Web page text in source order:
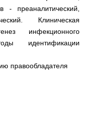
помощи
- преаналитический,
Клиническая
инфекционного
идентификации
правообладателя